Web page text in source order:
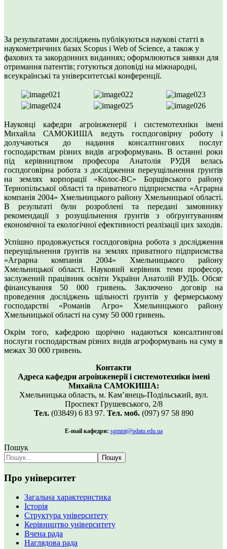
За результатами досліджень публікуються наукові статті в
наукометричних базах Scopus i Web of Science, а також у
фахових та закордонних виданнях; оформлюються заявки для
отримання патентів; готуються доповіді на міжнародні,
всеукраїнські та університетські конференції.
Науковці кафедри агроінженерії і системотехніки імені
Михайла САМОКИША ведуть госпдоговірну роботу і
долучаються до надання консалтингових послуг
господарствам різних видів агроформувань. В останні роки
під керівництвом професора Анатолія РУДЯ велась
госпдоговірна робота з дослідження переущільнення ґрунтів
на землях корпорації «Колос-ВС» Борщівського району
Тернопільської області та приватного підприємства «Аграрна
компанія 2004» Хмельницького району Хмельницької області.
В результаті були розроблені та передані замовнику
рекомендації з розущільнення ґрунтів з обґрунтуванням
економічної та екологічної ефективності реалізації цих заходів.
Успішно продовжується госпдоговірна робота з дослідження
переущільнення ґрунтів на землях приватного підприємства
«Аграрна компанія 2004» Хмельницького району
Хмельницької області. Науковий керівник теми професор,
заслужений працівник освіти України Анатолій РУДЬ. Обсяг
фінансування 50 000 гривень. Заключено договір на
проведення досліджень щільності ґрунтів у фермерському
господарстві «Романів Агро» Хмельницького району
Хмельницької області на суму 50 000 гривень.
Окрім того, кафедрою щорічно надаються консалтингові
послуги господарствам різних видів агроформувань на суму в
межах 30 000 гривень.
Контакти
Адреса кафедри агроінженерії і системотехніки імені
Михайла САМОКИША:
Хмельницька область, м. Камʼянець-Подільський, вул.
Проспект Грушевського, 2/8
Тел. (03849) 6 83 97. Тел. моб.(097) 97 58 890
E-mail кафедри: sgmmt@pdatu.edu.ua
Пошук
Пошук
Про університет
Загальна характеристика
Історія
Структура університету
Керівництво університету
Вчена рада
Наглядова рада